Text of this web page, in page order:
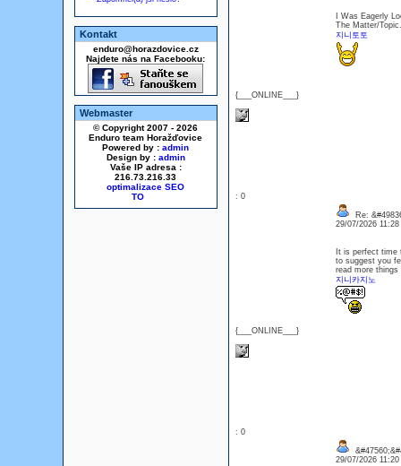
Kontakt
enduro@horazdovice.cz
Najdete nás na Facebooku:
Webmaster
© Copyright 2007 - 2026
Enduro team Horažďovice
Powered by : admin
Design by : admin
Vaše IP adresa :
216.73.216.33
optimalizace SEO
{___ONLINE___}
I Was Eagerly
The Matter/
지니토토
: 0
{___ONLINE___}
Re:
29/07/2026
It is perfect time
to suggest you
read more things
지니카지노
: 0
29/07/2026